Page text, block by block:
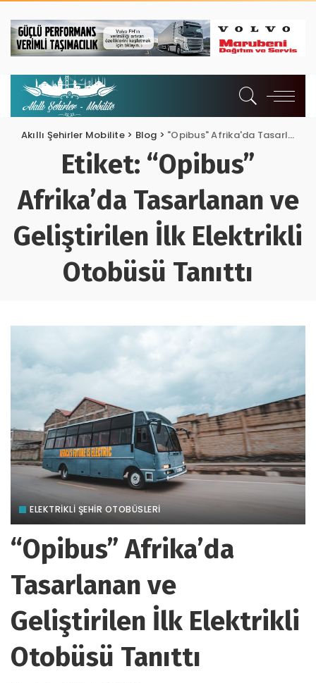
Akıllı Şehirler Mobilite> Blog > "Opibus" Afrika'da Tasarlanan ve Geliştirilen İlk Elektrikli Otobüsü Tanıttı
Etiket: “Opibus”
Afrika’da Tasarlanan ve
Geliştirilen İlk Elektrikli
Otobüsü Tanıttı
ELEKTRİKLİ ŞEHİR OTOBÜSLERİ
“Opibus” Afrika’da
Tasarlanan ve
Geliştirilen İlk Elektrikli
Otobüsü Tanıttı